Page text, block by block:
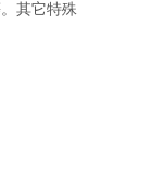
其它特殊